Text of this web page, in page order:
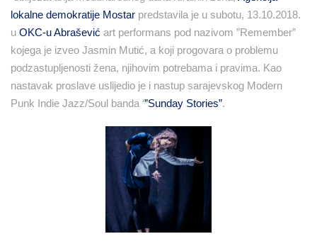
lokalne demokratije Mostar predstavila je u subotu, 13.10.2018.
u OKC-u Abrašević art performans pod nazivom ”Remember”
kojega je izveo Jasmin Mutić, a koji progovara o problemu
podzastupljenosti žena, njihovim potrebama i pravima. Kao
nastavak proslave uslijedio je i nastup sarajevskog Modern
Punk Indie Jazz/Soul banda ‘”Sunday Stories”.